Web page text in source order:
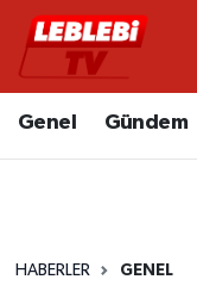
Genel Gündem
HABERLER GENEL
Hava Durumu
Süper Lig